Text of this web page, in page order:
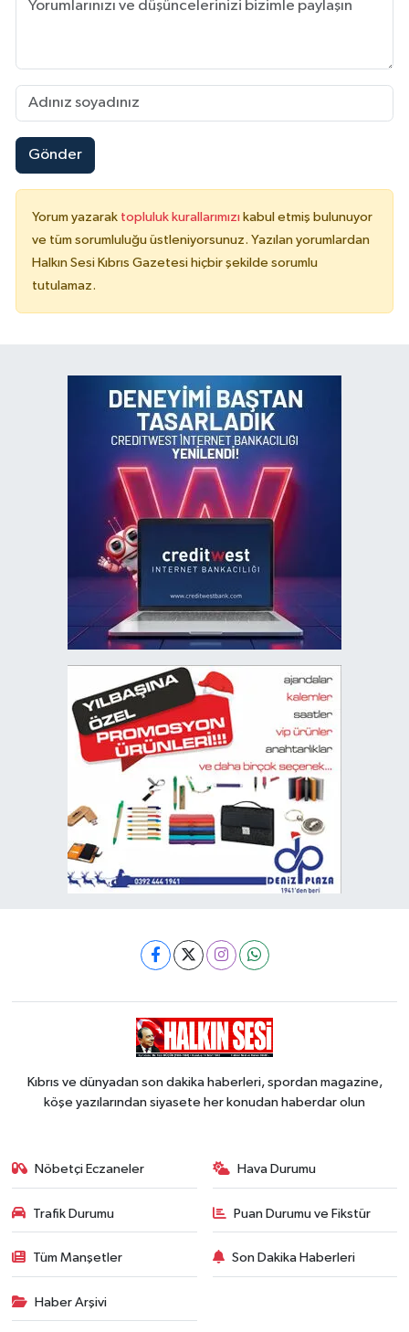
Gönder
Yorum yazarak topluluk kurallarımızı kabul etmiş bulunuyor
ve tüm sorumluluğu üstleniyorsunuz. Yazılan yorumlardan
Halkın Sesi Kıbrıs Gazetesi hiçbir şekilde sorumlu
tutulamaz.
Kıbrıs ve dünyadan son dakika haberleri, spordan magazine,
köşe yazılarından siyasete her konudan haberdar olun
Nöbetçi Eczaneler Hava Durumu
Trafik Durumu Puan Durumu ve Fikstür
Tüm Manşetler Son Dakika Haberleri
Haber Arşivi